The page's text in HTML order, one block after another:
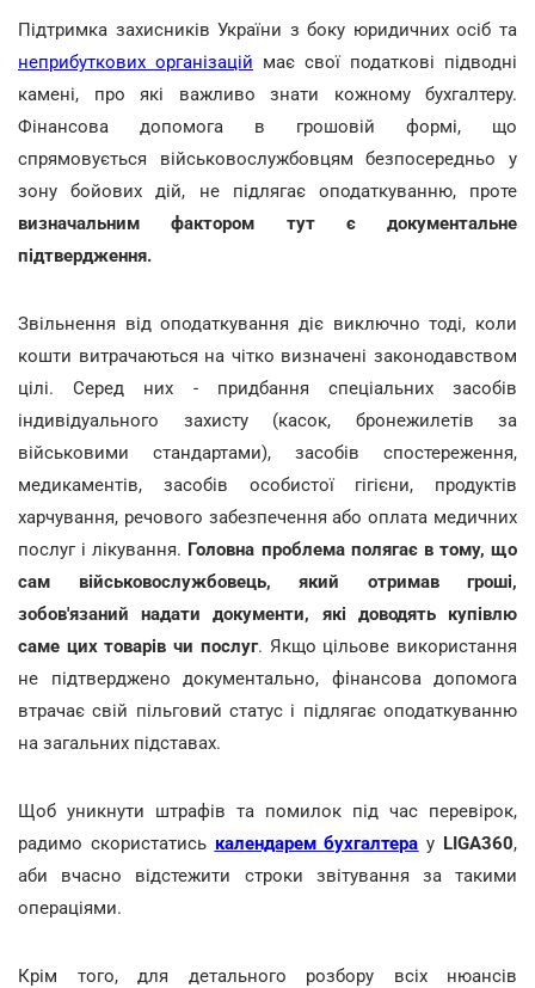
Підтримка захисників України з боку юридичних осіб та
неприбуткових організацій має свої податкові підводні
камені, про які важливо знати кожному бухгалтеру.
Фінансова допомога в грошовій формі, що
спрямовується військовослужбовцям безпосередньо у
зону бойових дій, не підлягає оподаткуванню, проте
визначальним фактором тут є документальне
підтвердження.
Звільнення від оподаткування діє виключно тоді, коли
кошти витрачаються на чітко визначені законодавством
цілі. Серед них - придбання спеціальних засобів
індивідуального захисту (касок, бронежилетів за
військовими стандартами), засобів спостереження,
медикаментів, засобів особистої гігієни, продуктів
харчування, речового забезпечення або оплата медичних
послуг і лікування. Головна проблема полягає в тому, що
сам військовослужбовець, який отримав гроші,
зобов'язаний надати документи, які доводять купівлю
саме цих товарів чи послуг. Якщо цільове використання
не підтверджено документально, фінансова допомога
втрачає свій пільговий статус і підлягає оподаткуванню
на загальних підставах.
Щоб уникнути штрафів та помилок під час перевірок,
радимо скористатись календарем бухгалтера у LIGA360,
аби вчасно відстежити строки звітування за такими
операціями.
Крім того, для детального розбору всіх нюансів